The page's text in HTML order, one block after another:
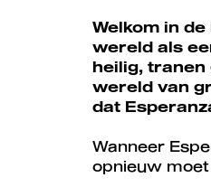
Welkom in
wereld als
heilig, tranen
wereld van
dat
Wanneer
opnieuw